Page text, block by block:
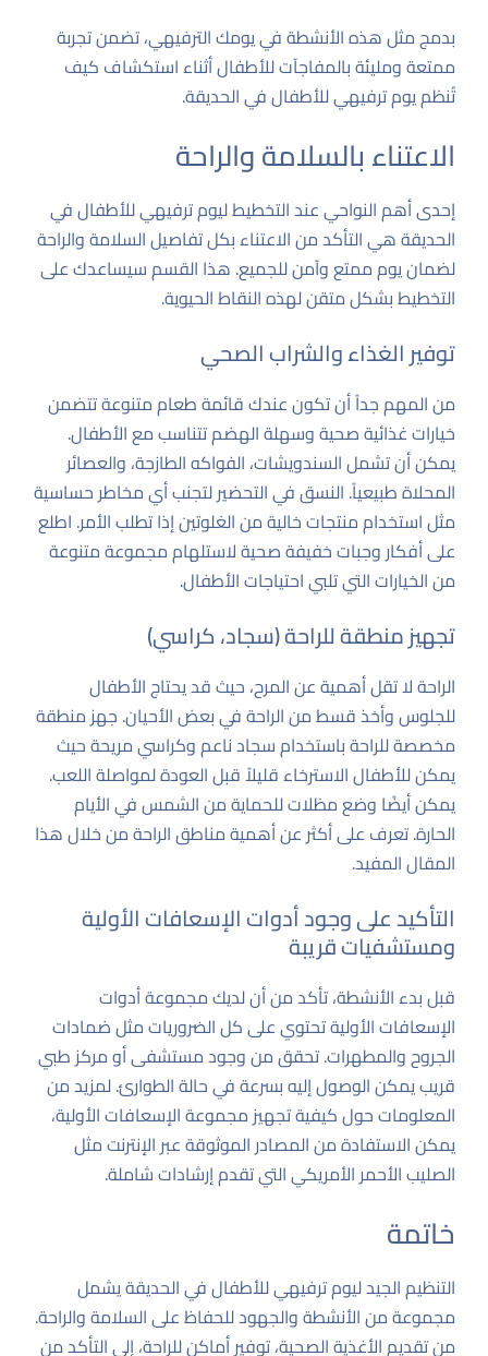
بدمج مثل هذه الأنشطة في يومك الترفيهي، تضمن تجربة
ممتعة ومليئة بالمفاجآت للأطفال أثناء استكشاف كيف
تُنظم يوم ترفيهي للأطفال في الحديقة.
الاعتناء بالسلامة والراحة
إحدى أهم النواحي عند التخطيط ليوم ترفيهي للأطفال في
الحديقة هي التأكد من الاعتناء بكل تفاصيل السلامة والراحة
لضمان يوم ممتع وآمن للجميع. هذا القسم سيساعدك على
التخطيط بشكل متقن لهذه النقاط الحيوية.
توفير الغذاء والشراب الصحي
من المهم جداً أن تكون عندك قائمة طعام متنوعة تتضمن
خيارات غذائية صحية وسهلة الهضم تتناسب مع الأطفال.
يمكن أن تشمل السندويشات، الفواكه الطازجة، والعصائر
المحلاة طبيعياً. النسق في التحضير لتجنب أي مخاطر حساسية
مثل استخدام منتجات خالية من الغلوتين إذا تطلب الأمر. اطلع
علىأفكار وجبات خفيفة صحيةلاستلهام مجموعة متنوعة
من الخيارات التي تلبي احتياجات الأطفال.
تجهيز منطقة للراحة (سجاد، كراسي)
الراحة لا تقل أهمية عن المرح، حيث قد يحتاج الأطفال
للجلوس وأخذ قسط من الراحة في بعض الأحيان. جهز منطقة
مخصصة للراحة باستخدام سجاد ناعم وكراسي مريحة حيث
يمكن للأطفال الاسترخاء قليلاً قبل العودة لمواصلة اللعب.
يمكن أيضًا وضع مظلات للحماية من الشمس في الأيام
الحارة. تعرف على أكثر عن أهمية مناطق الراحة من خلال هذا
المقال المفيد.
التأكيد على وجود أدوات الإسعافات الأولية
ومستشفيات قريبة
قبل بدء الأنشطة، تأكد من أن لديك مجموعة أدوات
الإسعافات الأولية تحتوي على كل الضروريات مثل ضمادات
الجروح والمطهرات. تحقق من وجود مستشفى أو مركز طبي
قريب يمكن الوصول إليه بسرعة في حالة الطوارئ. لمزيد من
المعلومات حول كيفية تجهيز مجموعة الإسعافات الأولية،
يمكن الاستفادة من المصادر الموثوقة عبر الإنترنت مثل
الصليب الأحمر الأمريكيالتي تقدم إرشادات شاملة.
خاتمة
التنظيم الجيد ليوم ترفيهي للأطفال في الحديقة يشمل
مجموعة من الأنشطة والجهود للحفاظ على السلامة والراحة.
من تقديم الأغذية الصحية، توفير أماكن للراحة، إلى التأكد من